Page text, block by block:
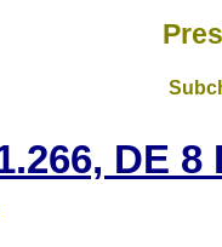
DE 8